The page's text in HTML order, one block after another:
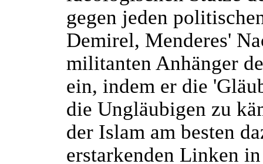
gegen jeden
Demirel, Menderes'
militanten Anhänger
ein, indem er die
die Ungläubigen zu
der Islam am besten
erstarkenden Linken